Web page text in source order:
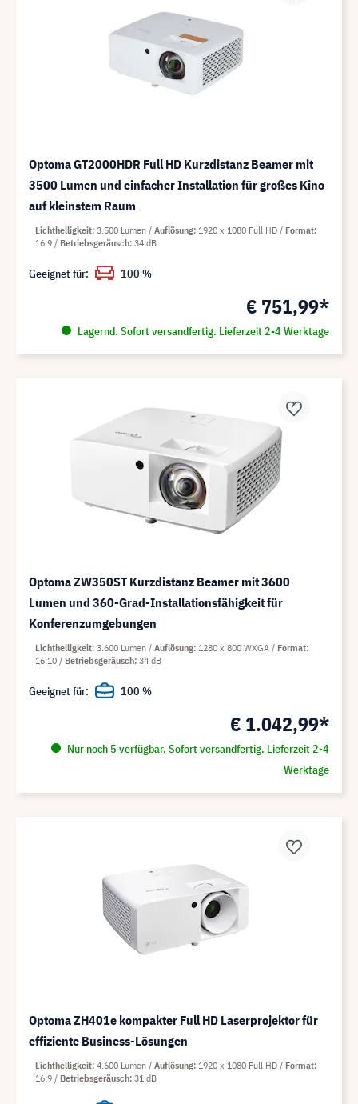
Optoma GT2000HDR Full HD Kurzdistanz Beamer mit
3500 Lumen und einfacher Installation für großes Kino
auf kleinstem Raum
€ 751,99*
Lagernd. Sofort versandfertig. Lieferzeit 2-4 Werktage
Lichthelligkeit 3.500 Lumen Auflösung 1920 x 1080 Full HD
Format
16:9
Betriebsgeräusch 34 dB
Geeignet für: 100 %
Optoma ZW350ST Kurzdistanz Beamer mit 3600
Lumen und 360-Grad-Installationsfähigkeit für
Konferenzumgebungen
€ 1.042,99*
Nur noch 5 verfügbar. Sofort versandfertig. Lieferzeit 2-4
Werktage
Lichthelligkeit 3.600 Lumen Auflösung 1280 x 800 WXGA
Format
16:10
Betriebsgeräusch 34 dB
Geeignet für: 100 %
Optoma ZH401e kompakter Full HD Laserprojektor für
effiziente Business-Lösungen
Lichthelligkeit 4.600 Lumen Auflösung 1920 x 1080 Full HD
Format
16:9
Betriebsgeräusch 31 dB